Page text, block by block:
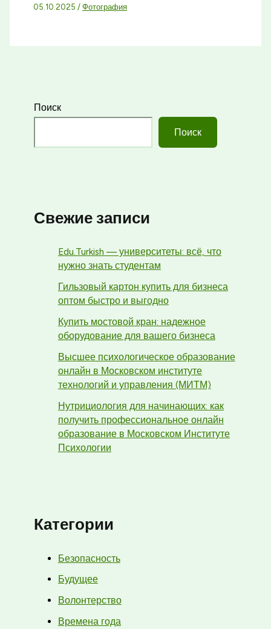
05.10.2025/Фотография
Поиск
Поиск
Свежие записи
Edu.Turkish — университеты: всё, что
нужно знать студентам
Гильзовый картон купить для бизнеса
оптом быстро и выгодно
Купить мостовой кран: надежное
оборудование для вашего бизнеса
Высшее психологическое образование
онлайн в Московском институте
технологий и управления (МИТМ)
Нутрициология для начинающих: как
получить профессиональное онлайн
образование в Московском Институте
Психологии
Категории
Безопасность
Будущее
Волонтерство
Времена года